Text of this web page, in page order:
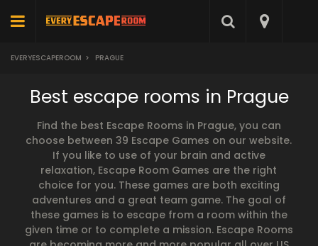
EVERYESCAPEROOM > PRAGUE
Best escape rooms in Prague
Find the best Escape Rooms in Prague, you can
choose between 39 Escape Games on our website.
If you like to use of your brain and active
relaxation, Escape Room Games are the right
choice for you. These games are both exciting
adventures and a great team game. The goal of
these games is to escape from a room within the
given time or to complete a mission. Escape Rooms